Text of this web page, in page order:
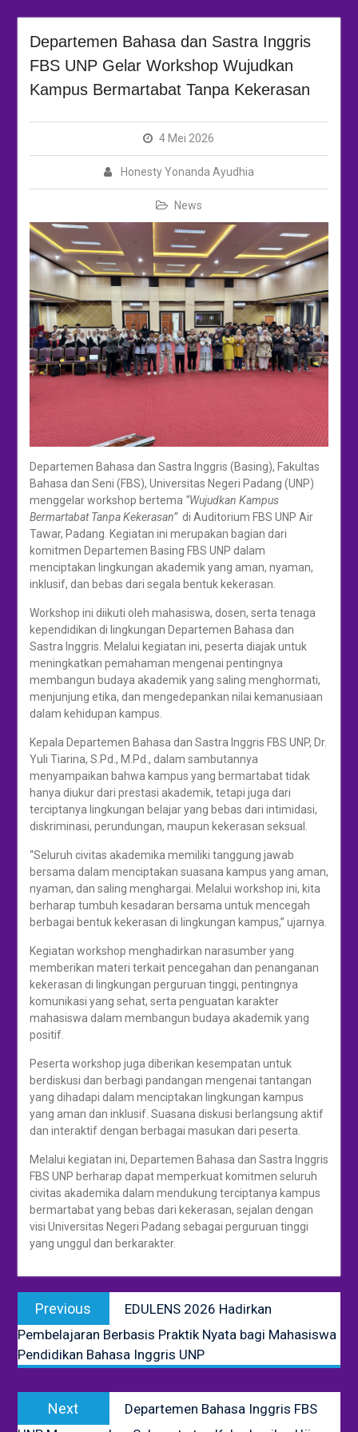
Departemen Bahasa dan Sastra Inggris
FBS UNP Gelar Workshop Wujudkan
Kampus Bermartabat Tanpa Kekerasan
4 Mei 2026
Honesty Yonanda Ayudhia
News
Departemen Bahasa dan Sastra Inggris (Basing), Fakultas
Bahasa dan Seni (FBS), Universitas Negeri Padang (UNP)
menggelar workshop bertema “Wujudkan Kampus
Bermartabat Tanpa Kekerasan”di Auditorium FBS UNP Air
Tawar, Padang. Kegiatan ini merupakan bagian dari
komitmen Departemen Basing FBS UNP dalam
menciptakan lingkungan akademik yang aman, nyaman,
inklusif, dan bebas dari segala bentuk kekerasan.
Workshop ini diikuti oleh mahasiswa, dosen, serta tenaga
kependidikan di lingkungan Departemen Bahasa dan
Sastra Inggris. Melalui kegiatan ini, peserta diajak untuk
meningkatkan pemahaman mengenai pentingnya
membangun budaya akademik yang saling menghormati,
menjunjung etika, dan mengedepankan nilai kemanusiaan
dalam kehidupan kampus.
Kepala Departemen Bahasa dan Sastra Inggris FBS UNP, Dr.
Yuli Tiarina, S.Pd., M.Pd., dalam sambutannya
menyampaikan bahwa kampus yang bermartabat tidak
hanya diukur dari prestasi akademik, tetapi juga dari
terciptanya lingkungan belajar yang bebas dari intimidasi,
diskriminasi, perundungan, maupun kekerasan seksual.
“Seluruh civitas akademika memiliki tanggung jawab
bersama dalam menciptakan suasana kampus yang aman,
nyaman, dan saling menghargai. Melalui workshop ini, kita
berharap tumbuh kesadaran bersama untuk mencegah
berbagai bentuk kekerasan di lingkungan kampus,” ujarnya.
Kegiatan workshop menghadirkan narasumber yang
memberikan materi terkait pencegahan dan penanganan
kekerasan di lingkungan perguruan tinggi, pentingnya
komunikasi yang sehat, serta penguatan karakter
mahasiswa dalam membangun budaya akademik yang
positif.
Peserta workshop juga diberikan kesempatan untuk
berdiskusi dan berbagi pandangan mengenai tantangan
yang dihadapi dalam menciptakan lingkungan kampus
yang aman dan inklusif. Suasana diskusi berlangsung aktif
dan interaktif dengan berbagai masukan dari peserta.
Melalui kegiatan ini, Departemen Bahasa dan Sastra Inggris
FBS UNP berharap dapat memperkuat komitmen seluruh
civitas akademika dalam mendukung terciptanya kampus
bermartabat yang bebas dari kekerasan, sejalan dengan
visi Universitas Negeri Padang sebagai perguruan tinggi
yang unggul dan berkarakter.
Navigasi
posPrevious
post:
EDULENS 2026 Hadirkan
Pembelajaran Berbasis Praktik Nyata bagi Mahasiswa
Pendidikan Bahasa Inggris UNP
Next
post:
Departemen Bahasa Inggris FBS